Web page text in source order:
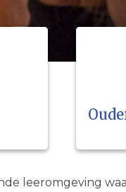
leeromgeving